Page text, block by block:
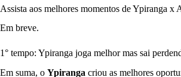
Assista aos melhores momentos de Ypiranga x
Em breve.
1° tempo: Ypiranga joga melhor mas sai
Em suma, o Ypiranga criou as melhores